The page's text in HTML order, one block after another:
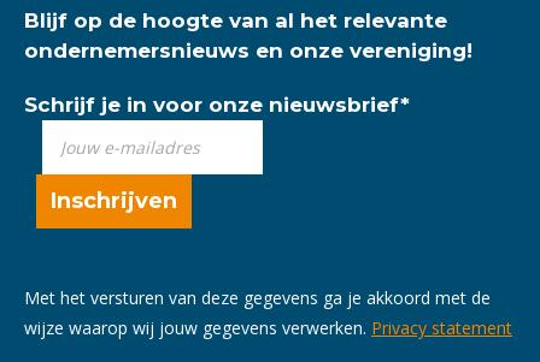
Blijf op de hoogte van al het relevante
ondernemersnieuws en onze vereniging!
Schrijf je in voor onze nieuwsbrief*
Met het versturen van deze gegevens ga je akkoord met de
wijze waarop wij jouw gegevens verwerken. Privacy statement